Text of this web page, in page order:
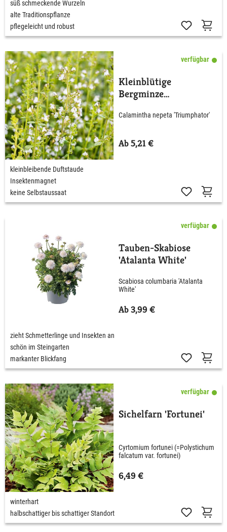
süß schmeckende Wurzeln
alte Traditionspflanze
pflegeleicht und robust
verfügbar
Kleinblütige
Bergminze
Calamintha nepeta 'Triumphator'
Ab 5,21 €
kleinbleibende Duftstaude
Insektenmagnet
keine Selbstaussaat
verfügbar
Tauben-Skabiose
'Atalanta White'
Scabiosa columbaria 'Atalanta
White'
Ab 3,99 €
zieht Schmetterlinge und Insekten an
schön im Steingarten
markanter Blickfang
verfügbar
Sichelfarn 'Fortunei'
Cyrtomium fortunei (=Polystichum
falcatum var. fortunei)
6,49 €
winterhart
halbschattiger bis schattiger Standort